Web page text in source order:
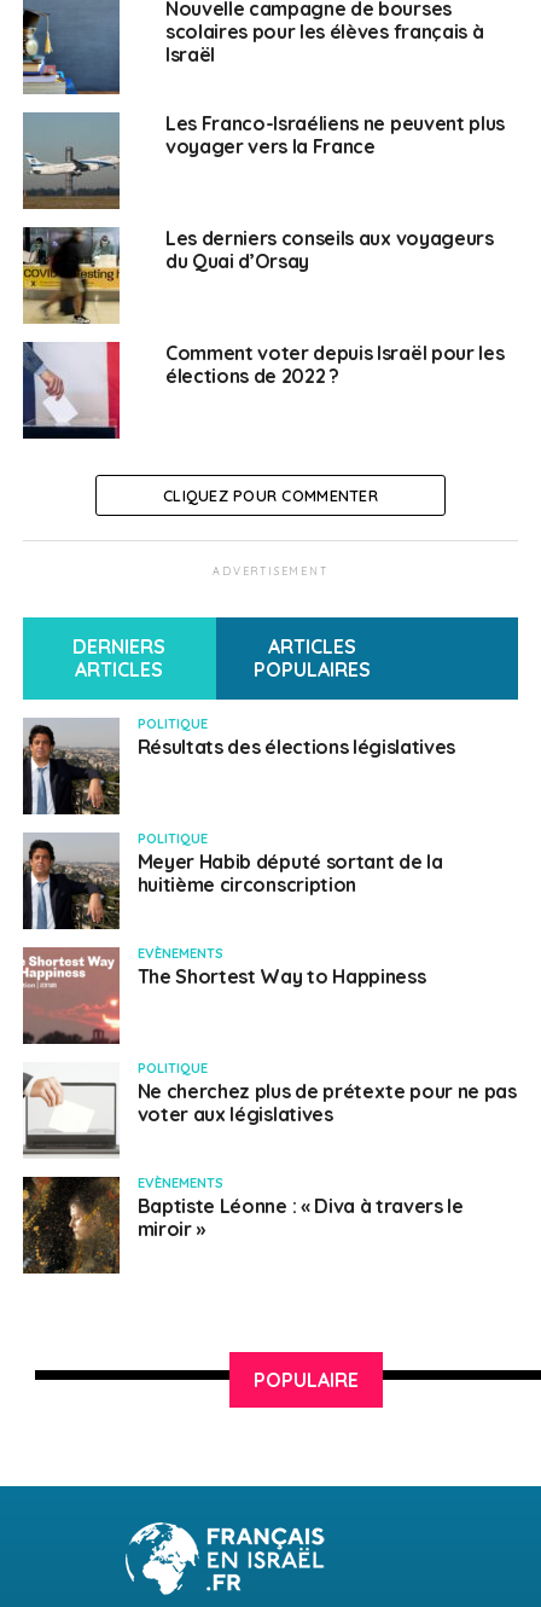
Liste « Diversité et Solidarité »
(Majorité)
OLIEL Claude.
Liste » UNIS POUR JERUSALEM »
116 0
EZRAN Laurent.
Liste « RASSEMBLEMENT DES
FRANÇAIS À JÉRUSALEM »
2ème circonscription
Nombre d’électeurs inscrits : 54 711
Nombre de bulletins blancs : 26
Nom Votes Sièges
LEVY Elie.
Liste « ENSEMBLE POUR AGIR »
HABIB Johann.
Liste « UNION SOLIDAIRE DES
Français DE L’ETRANGER »
773
LEVY Claude.
Liste « AU SERVICE DES Français
D’ISRAEL »
453
BAROUKH Bernard.
Liste « REUSSIR ENSEMBLE Pour les
Français d’israël »
197 0
SUJETS ASSOCIÉS:
RÉSULTATS
Nouvelle campagne de bourses
scolaires pour les élèves français à
Israël
Les Franco-Israéliens ne peuvent plus
voyager vers la France
Les derniers conseils aux voyageurs
du Quai d’Orsay
Comment voter depuis Israël pour les
élections de 2022 ?
CLIQUEZ POUR COMMENTER
ADVERTISEMENT
DERNIERS
ARTICLES
ARTICLES
POPULAIRES
POLITIQUE
Résultats des élections législatives
POLITIQUE
Meyer Habib député sortant de la
huitième circonscription
EVÈNEMENTS
The Shortest Way to Happiness
POLITIQUE
Ne cherchez plus de prétexte pour ne pas
voter aux législatives
EVÈNEMENTS
Baptiste Léonne : « Diva à travers le
miroir »
POPULAIRE